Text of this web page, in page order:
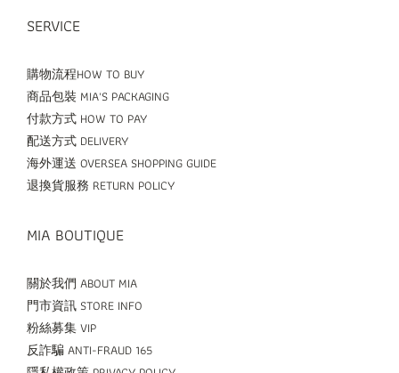
SERVICE
購物流程HOW TO BUY
商品包裝 MIA'S PACKAGING
付款方式 HOW TO PAY
配送方式 DELIVERY
海外運送 OVERSEA SHOPPING GUIDE
退換貨服務 RETURN POLICY
MIA BOUTIQUE
關於我們 ABOUT MIA
門市資訊 STORE INFO
粉絲募集 VIP
反詐騙 ANTI-FRAUD 165